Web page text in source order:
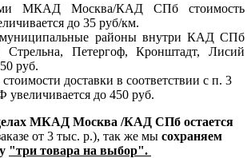
МКАД Москва/КАД СПб стоимость
до 35 руб/км.
муниципальные районы внутри КАД СПб
Стрельна, Петергоф, Кронштадт, Лисий
руб.
доставки в соответствии с п. 3
увеличивается до 450 руб.
МКАД Москва /КАД СПб остается
от 3 тыс. р.), так же мы сохраняем
"три товара на выбор".